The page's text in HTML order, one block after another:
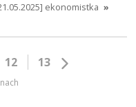
ekonomistka »
12 13